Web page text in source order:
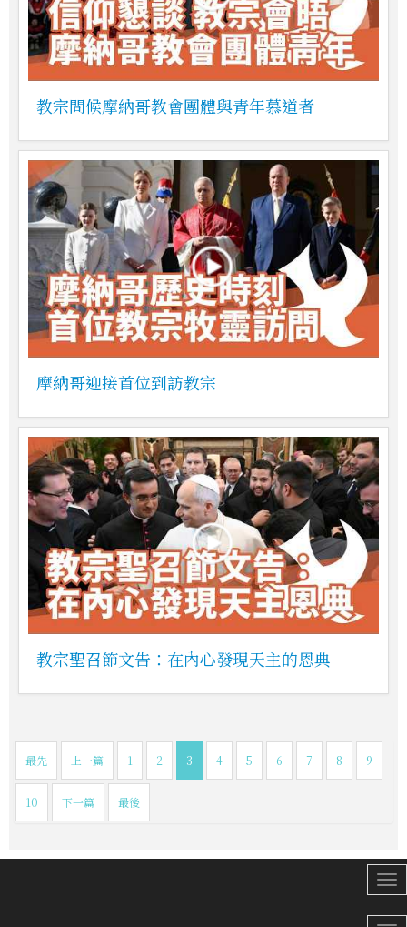
教宗問候摩納哥教會團體與青年慕道者
摩納哥迎接首位到訪教宗
教宗聖召節文告：在內心發現天主的恩典
最先 上一篇 1 2 3 4 5 6 7 8 9
10 下一篇 最後